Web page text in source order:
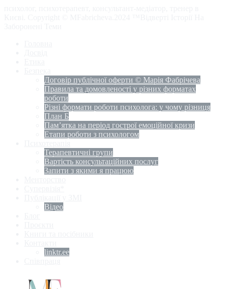
Договір публічної оферти © Марія Фабрічева
Правила та домовленості у різних форматах
роботи
Різні формати роботи психолога: у чому різниця
План Б
Пам’ятка на період гострої емоційної кризи
Етапи роботи з психологом
Терапевтичні групи
Вартість консультаційних послуг
Запити з якими я працюю
Відео
linktr.ee